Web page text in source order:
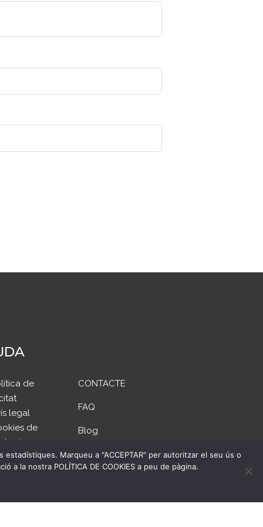
de
legal
de
CONTACTE
FAQ
Blog
Marqueu a "ACCEPTAR" per autoritzar el seu ús o
a la nostra POLÍTICA DE COOKIES a peu de pàgina.